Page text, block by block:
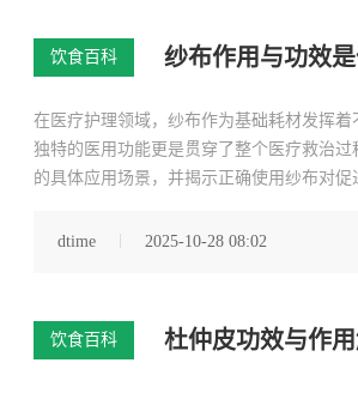
饮食百科 纱布作用与功效
在医疗护理领域，纱布作为基础耗材发挥
独特的医用功能更是贯穿了整个医疗救治
的具体应用场景，并揭示正确使用纱布对促
dtime 2025-10-28 08:02
饮食百科 杜仲皮功效与作